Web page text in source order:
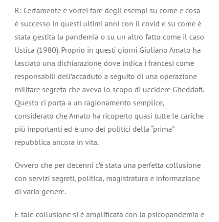
R: Certamente e vorrei fare degli esempi su come e cosa
è successo in questi ultimi anni con il covid e su come è
stata gestita la pandemia o su un altro fatto come il caso
Ustica (1980). Proprio in questi giorni Giuliano Amato ha
lasciato una dichiarazione dove indica i francesi come
responsabili dell’accaduto a seguito di una operazione
militare segreta che aveva lo scopo di uccidere Gheddafi.
Questo ci porta a un ragionamento semplice,
considerato che Amato ha ricoperto quasi tutte le cariche
più importanti ed è uno dei politici della “prima”
repubblica ancora in vita.
Ovvero che per decenni c’è stata una perfetta collusione
con servizi segreti, politica, magistratura e informazione
di vario genere.
E tale collusione si è amplificata con la psicopandemia e